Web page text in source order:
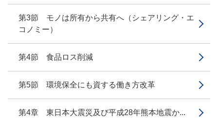
第3節 モノは所有から共有へ（シェアリング・エ
コノミー）
第4節 食品ロス削減
第5節 環境保全にも資する働き方改革
第4章 東日本大震災及び平成28年熊本地震か...